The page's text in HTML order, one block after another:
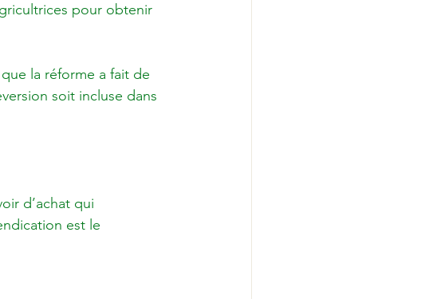
pour obtenir
la réforme a fait de
soit incluse dans
d’achat qui
est le